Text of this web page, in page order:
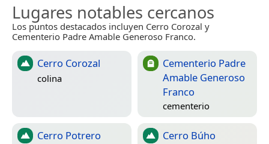
Lugares notables cercanos
Los puntos destacados incluyen Cerro Corozal y
Cementerio Padre Amable Generoso Franco.
Cerro Corozal
colina
Cementerio Padre
Amable Generoso
Franco
cementerio
Cerro Potrero Cerro Búho